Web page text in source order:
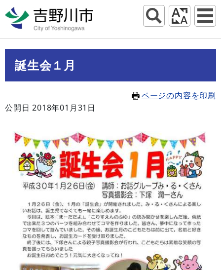
誕生会１月
ページの内容を印刷
公開日 2018年01月31日